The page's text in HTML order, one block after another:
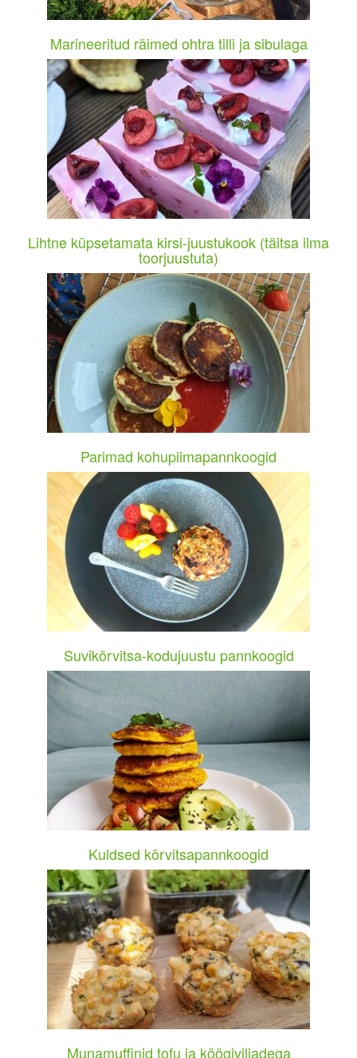
Marineeritud räimed ohtra tilli ja sibulaga
Lihtne küpsetamata kirsi-juustukook (täitsa ilma
toorjuustuta)
Parimad kohupiimapannkoogid
Suvikõrvitsa-kodujuustu pannkoogid
Kuldsed kõrvitsapannkoogid
Munamuffinid tofu ja köögiviljadega